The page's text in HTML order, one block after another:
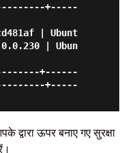
+-----
| Ubunt
| Ubun
+------
+-----
ऊपर बनाए गए सुरक्षा